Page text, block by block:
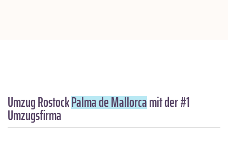
Umzug RostockPalma de Mallorcamit der #1
Umzugsfirma